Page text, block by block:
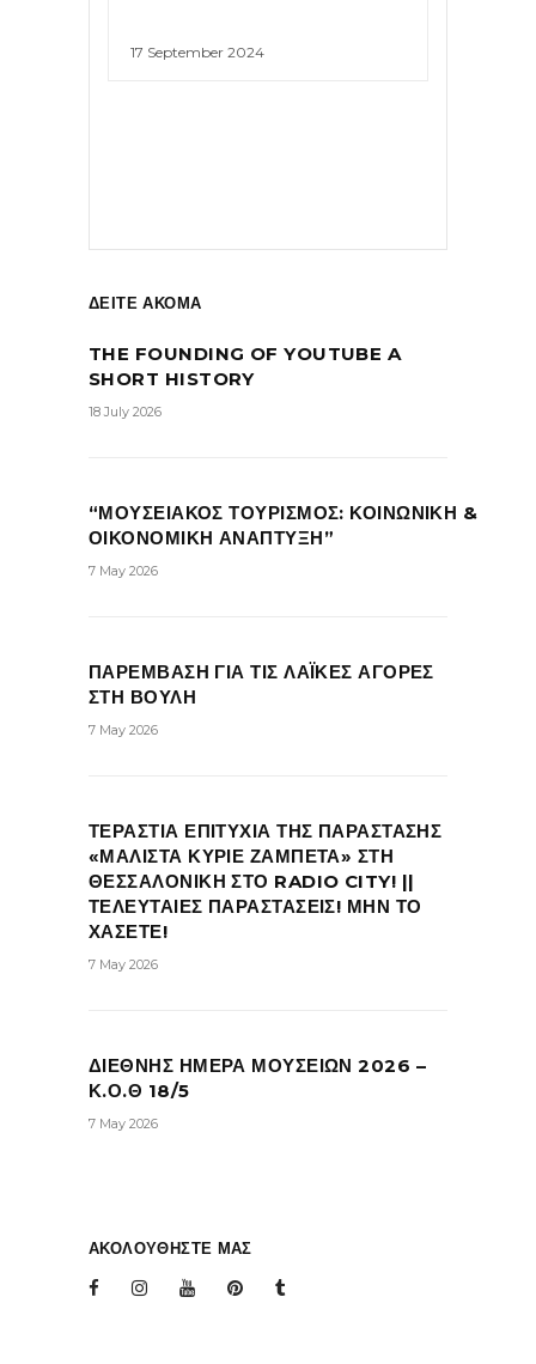
17 September 2024
ΔΕΙΤΕ ΑΚΟΜΑ
THE FOUNDING OF YOUTUBE A
SHORT HISTORY
18 July 2026
“ΜΟΥΣΕΙΑΚΟΣ ΤΟΥΡΙΣΜΟΣ: ΚΟΙΝΩΝΙΚΗ &
ΟΙΚΟΝΟΜΙΚΗ ΑΝΑΠΤΥΞΗ”
7 May 2026
ΠΑΡΕΜΒΑΣΗ ΓΙΑ ΤΙΣ ΛΑΪΚΕΣ ΑΓΟΡΕΣ
ΣΤΗ ΒΟΥΛΗ
7 May 2026
ΤΕΡΑΣΤΙΑ ΕΠΙΤΥΧΙΑ ΤΗΣ ΠΑΡΑΣΤΑΣΗΣ
«ΜΑΛΙΣΤΑ ΚΥΡΙΕ ΖΑΜΠΕΤΑ» ΣΤΗ
ΘΕΣΣΑΛΟΝΙΚΗ ΣΤΟ RADIO CITY! ||
ΤΕΛΕΥΤΑΙΕΣ ΠΑΡΑΣΤΑΣΕΙΣ! ΜΗΝ ΤΟ
ΧΑΣΕΤΕ!
7 May 2026
ΔΙΕΘΝΗΣ ΗΜΕΡΑ ΜΟΥΣΕΙΩΝ 2026 –
Κ.Ο.Θ 18/5
7 May 2026
ΑΚΟΛΟΥΘΗΣΤΕ ΜΑΣ